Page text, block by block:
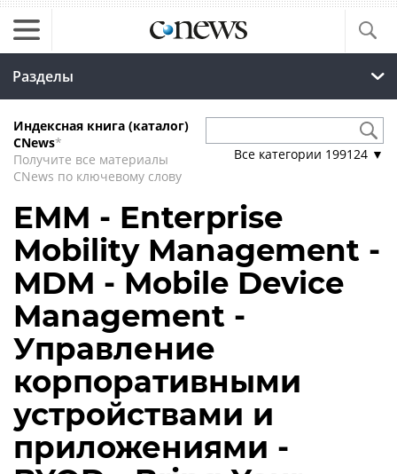
Разделы
Индексная книга (каталог)
CNews*
Получите все материалы
CNews по ключевому слову
Все категории 199124 ▼
EMM - Enterprise
Mobility Management -
MDM - Mobile Device
Management -
Управление
корпоративными
устройствами и
приложениями -